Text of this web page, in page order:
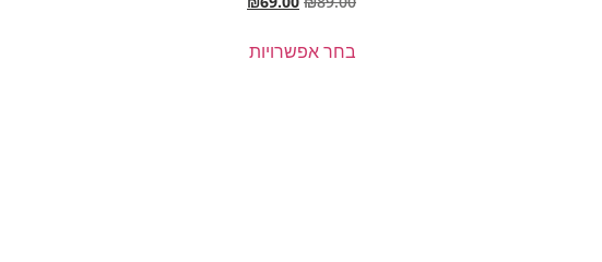
בחר אפשרויות